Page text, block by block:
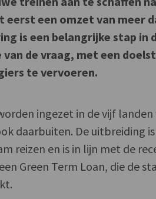
een omzet van meer
is een belangrijke stap in
de vraag, met een
te vervoeren.
ingezet in de vijf landen
daarbuiten. De uitbreiding
reizen en is in lijn met de
Green Term Loan, die de